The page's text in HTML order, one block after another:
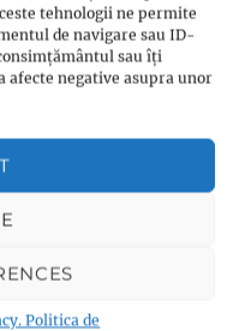
tehnologii ne permite
de navigare sau ID-
sau îți
afecte negative asupra unor
Politica de